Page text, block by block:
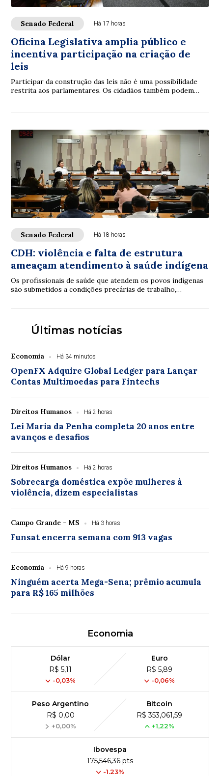
Senado Federal Há 17 horas
Oficina Legislativa amplia público e
incentiva participação na criação de
leis
Participar da construção das leis não é uma possibilidade
restrita aos parlamentares. Os cidadãos também podem
Senado Federal Há 18 horas
CDH: violência e falta de estrutura
ameaçam atendimento à saúde indígena
Os profissionais de saúde que atendem os povos indígenas
são submetidos a condições precárias de trabalho,
Últimas notícias
Economia Há 34 minutos
OpenFX Adquire Global Ledger para Lançar
Contas Multimoedas para Fintechs
Direitos Humanos Há 2 horas
Lei Maria da Penha completa 20 anos entre
avanços e desafios
Direitos Humanos Há 2 horas
Sobrecarga doméstica expõe mulheres à
violência, dizem especialistas
Campo Grande - MS Há 3 horas
Funsat encerra semana com 913 vagas
Economia Há 9 horas
Ninguém acerta Mega-Sena; prêmio acumula
para R$ 165 milhões
Economia
Dólar
R$ 5,11
-0,03%
Euro
R$ 5,89
-0,06%
Peso Argentino
R$ 0,00
+0,00%
Bitcoin
R$ 353,061,59
+1,22%
Ibovespa
175,546,36 pts
-1.23%